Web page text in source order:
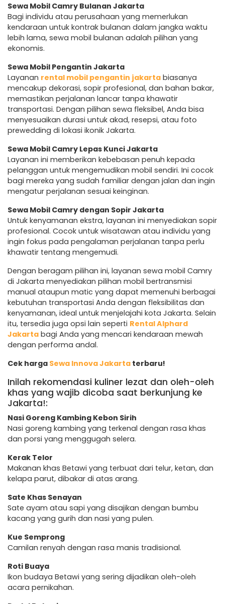
Sewa Mobil Camry Bulanan Jakarta
Bagi individu atau perusahaan yang memerlukan
kendaraan untuk kontrak bulanan dalam jangka waktu
lebih lama, sewa mobil bulanan adalah pilihan yang
ekonomis.
Sewa Mobil Pengantin Jakarta
Layanan rental mobil pengantin jakarta biasanya
mencakup dekorasi, sopir profesional, dan bahan bakar,
memastikan perjalanan lancar tanpa khawatir
transportasi. Dengan pilihan sewa fleksibel, Anda bisa
menyesuaikan durasi untuk akad, resepsi, atau foto
prewedding di lokasi ikonik Jakarta.
Sewa Mobil Camry Lepas Kunci Jakarta
Layanan ini memberikan kebebasan penuh kepada
pelanggan untuk mengemudikan mobil sendiri. Ini cocok
bagi mereka yang sudah familiar dengan jalan dan ingin
mengatur perjalanan sesuai keinginan.
Sewa Mobil Camry dengan Sopir Jakarta
Untuk kenyamanan ekstra, layanan ini menyediakan sopir
profesional. Cocok untuk wisatawan atau individu yang
ingin fokus pada pengalaman perjalanan tanpa perlu
khawatir tentang mengemudi.
Dengan beragam pilihan ini, layanan sewa mobil Camry
di Jakarta menyediakan pilihan mobil bertransmisi
manual ataupun matic yang dapat memenuhi berbagai
kebutuhan transportasi Anda dengan fleksibilitas dan
kenyamanan, ideal untuk menjelajahi kota Jakarta. Selain
itu, tersedia juga opsi lain seperti Rental Alphard
Jakarta bagi Anda yang mencari kendaraan mewah
dengan performa andal.
Cek harga Sewa Innova Jakarta terbaru!
Inilah rekomendasi kuliner lezat dan oleh-oleh
khas yang wajib dicoba saat berkunjung ke
Jakarta!:
Nasi Goreng Kambing Kebon Sirih
Nasi goreng kambing yang terkenal dengan rasa khas
dan porsi yang menggugah selera.
Kerak Telor
Makanan khas Betawi yang terbuat dari telur, ketan, dan
kelapa parut, dibakar di atas arang.
Sate Khas Senayan
Sate ayam atau sapi yang disajikan dengan bumbu
kacang yang gurih dan nasi yang pulen.
Kue Semprong
Camilan renyah dengan rasa manis tradisional.
Roti Buaya
Ikon budaya Betawi yang sering dijadikan oleh-oleh
acara pernikahan.